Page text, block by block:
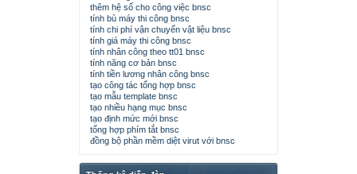
thêm hệ số cho công việc bnsc
tính bù máy thi công bnsc
tính chi phí vận chuyển vật liệu bnsc
tính giá máy thi công bnsc
tính nhân công theo tt01 bnsc
tính năng cơ bản bnsc
tính tiền lương nhân công bnsc
tạo công tác tổng hợp bnsc
tạo mẫu template bnsc
tạo nhiều hạng mục bnsc
tạo định mức mới bnsc
tổng hợp phím tắt bnsc
đồng bộ phần mềm diệt virut với bnsc